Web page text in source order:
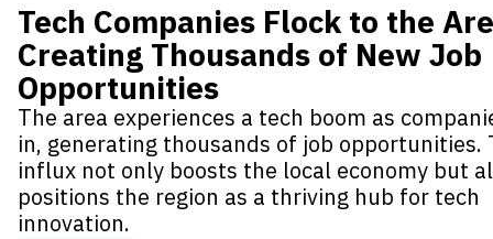
Tech Companies Flock to the
Creating Thousands of New Job
Opportunities
The area experiences a tech boom as
in, generating thousands of job opportunities.
influx not only boosts the local economy but
positions the region as a thriving hub for tech
innovation.